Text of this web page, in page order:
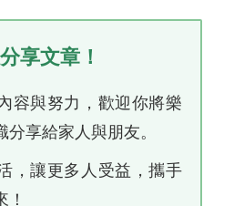
享文章！
容與努力，歡迎你將樂
享給家人與朋友。
，讓更多人受益，攜手